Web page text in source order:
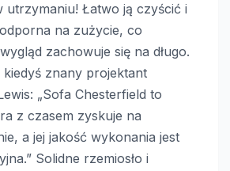
utrzymaniu! Łatwo ją czyścić i
na zużycie, co
zachowuje się na długo.
kiedyś znany projektant
„Sofa Chesterfield to
z czasem zyskuje na
a jej jakość wykonania jest
Solidne rzemiosło i